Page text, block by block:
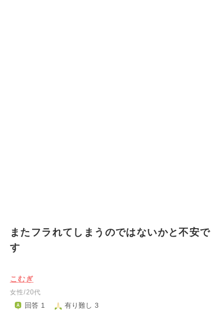
またフラれてしまうのではないかと不安で
す
こむぎ
女性/20代
回答 1 有り難し 3